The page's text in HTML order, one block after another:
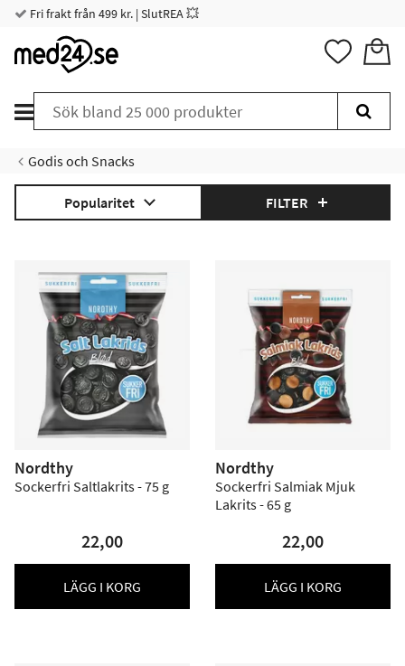
Fri frakt från 499 kr. | SlutREA 💥
Godis och Snacks
Popularitet FILTER
Nordthy
Sockerfri Saltlakrits - 75 g
22,00
LÄGG I KORG
Nordthy
Sockerfri Salmiak Mjuk
Lakrits - 65 g
22,00
LÄGG I KORG